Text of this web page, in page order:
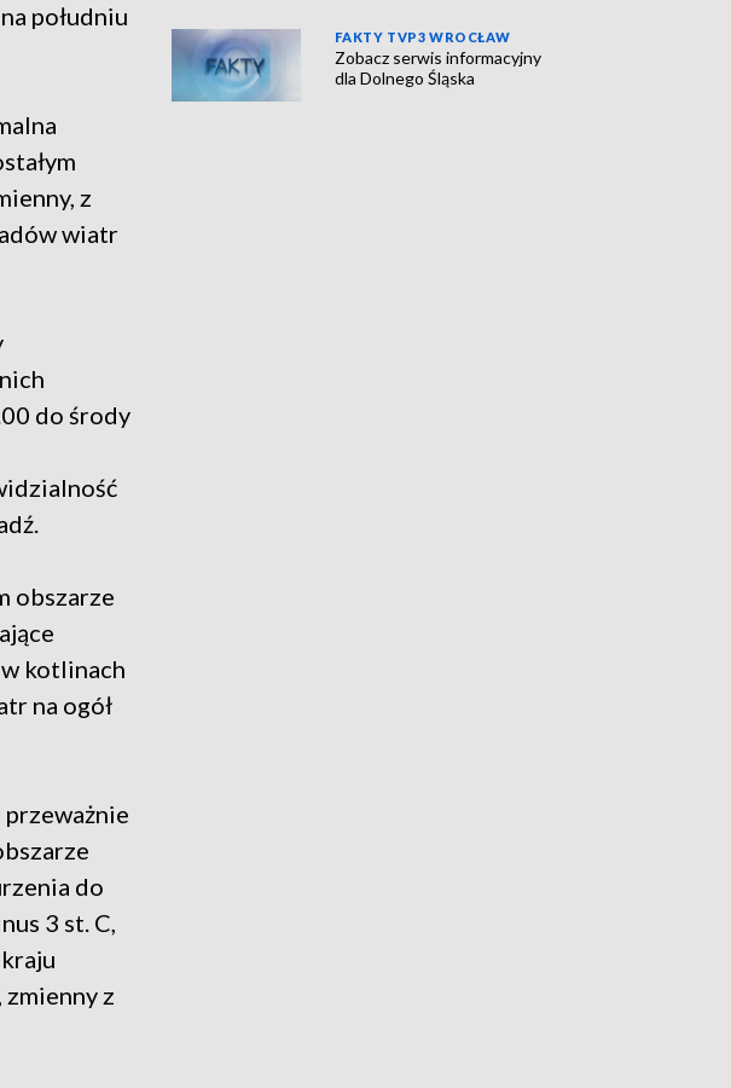
południu
z
wiatr
do środy
obszarze
kotlinach
na ogół
do
3 st. C,
zmienny z
FAKTY TVP3 WROCŁAW
Zobacz serwis informacyjny
dla Dolnego Śląska